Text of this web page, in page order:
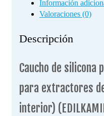
Información
Valoraciones (0)
Descripción
Caucho de
para extractores
interior)